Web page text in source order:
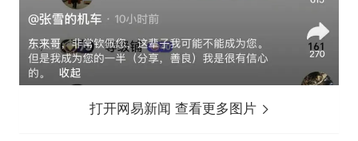
打开网易新闻 查看更多图片